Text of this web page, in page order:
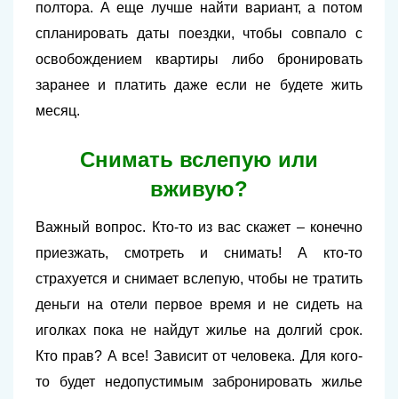
полтора. А еще лучше найти вариант, а потом
спланировать даты поездки, чтобы совпало с
освобождением квартиры либо бронировать
заранее и платить даже если не будете жить
месяц.
Снимать вслепую или
вживую?
Важный вопрос. Кто-то из вас скажет – конечно
приезжать, смотреть и снимать! А кто-то
страхуется и снимает вслепую, чтобы не тратить
деньги на отели первое время и не сидеть на
иголках пока не найдут жилье на долгий срок.
Кто прав? А все! Зависит от человека. Для кого-
то будет недопустимым забронировать жилье